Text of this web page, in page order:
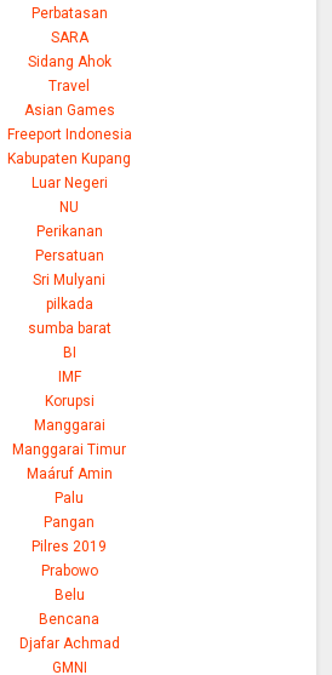
Perbatasan
SARA
Sidang Ahok
Travel
Asian Games
Freeport Indonesia
Kabupaten Kupang
Luar Negeri
NU
Perikanan
Persatuan
Sri Mulyani
pilkada
sumba barat
BI
IMF
Korupsi
Manggarai
Manggarai Timur
Maáruf Amin
Palu
Pangan
Pilres 2019
Prabowo
Belu
Bencana
Djafar Achmad
GMNI